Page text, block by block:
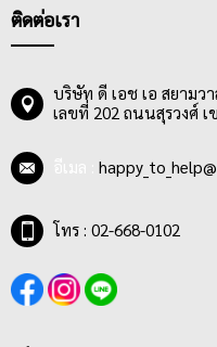
ติดต่อเรา
บริษัท ดี เอช เอ สยามว
เลขที่ 202 ถนนสุรวงศ์ เ
โทร : 02-668-0102